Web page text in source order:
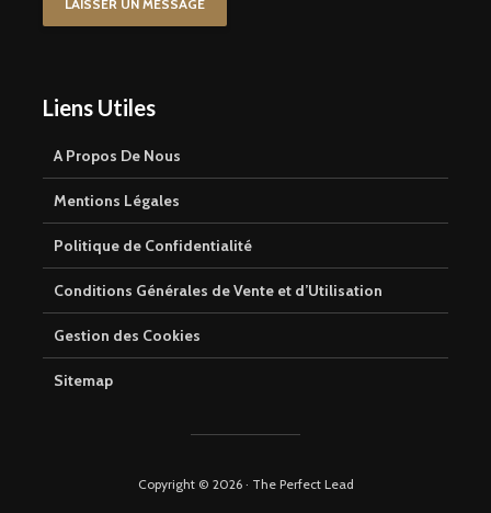
LAISSER UN MESSAGE
Liens Utiles
A Propos De Nous
Mentions Légales
Politique de Confidentialité
Conditions Générales de Vente et d’Utilisation
Gestion des Cookies
Sitemap
Copyright © 2026 · The Perfect Lead